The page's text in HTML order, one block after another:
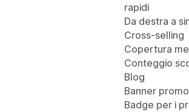
rapidi
Da destra a
Cross-selling
Copertura
Conteggio
Blog
Banner
Badge per i